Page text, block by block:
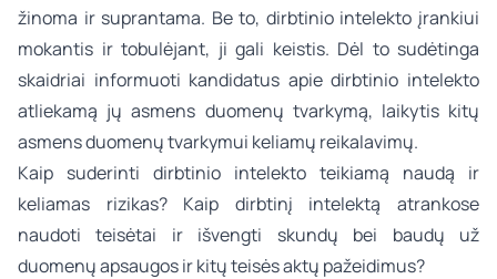
žinoma ir suprantama. Be to, dirbtinio intelekto įrankiui
mokantis ir tobulėjant, ji gali keistis. Dėl to sudėtinga
skaidriai informuoti kandidatus apie dirbtinio intelekto
atliekamą jų asmens duomenų tvarkymą, laikytis kitų
asmens duomenų tvarkymui keliamų reikalavimų.
Kaip suderinti dirbtinio intelekto teikiamą naudą ir
keliamas rizikas? Kaip dirbtinį intelektą atrankose
naudoti teisėtai ir išvengti skundų bei baudų už
duomenų apsaugos ir kitų teisės aktų pažeidimus?